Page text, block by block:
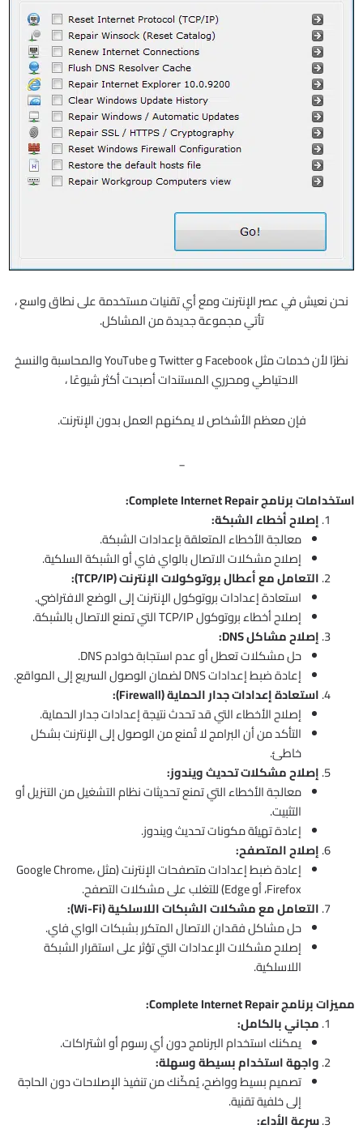
نحن نعيش في عصر الإنترنت ومع أي تقنيات مستخدمة على نطاق واسع ،
تأتي مجموعة جديدة من المشاكل.
نظرًا لأن خدمات مثل Facebook و Twitter و YouTube والمحاسبة والنسخ
الاحتياطي ومحرري المستندات أصبحت أكثر شيوعًا ،
فإن معظم الأشخاص لا يمكنهم العمل بدون الإنترنت.
_
استخدامات برنامج Complete Internet Repair:
إصلاح أخطاء الشبكة:
معالجة الأخطاء المتعلقة بإعدادات الشبكة.
إصلاح مشكلات الاتصال بالواي فاي أو الشبكة السلكية.
التعامل مع أعطال بروتوكولات الإنترنت (TCP/IP):
استعادة إعدادات بروتوكول الإنترنت إلى الوضع الافتراضي.
إصلاح أخطاء بروتوكول TCP/IP التي تمنع الاتصال بالشبكة.
إصلاح مشاكل DNS:
حل مشكلات تعطل أو عدم استجابة خوادم DNS.
إعادة ضبط إعدادات DNS لضمان الوصول السريع إلى المواقع.
استعادة إعدادات جدار الحماية (Firewall):
إصلاح الأخطاء التي قد تحدث نتيجة إعدادات جدار الحماية.
التأكد من أن البرامج لا تُمنع من الوصول إلى الإنترنت بشكل
خاطئ.
إصلاح مشكلات تحديث ويندوز:
معالجة الأخطاء التي تمنع تحديثات نظام التشغيل من التنزيل أو
التثبيت.
إعادة تهيئة مكونات تحديث ويندوز.
إصلاح المتصفح:
إعادة ضبط إعدادات متصفحات الإنترنت (مثل Google Chrome،
Firefox، أو Edge) للتغلب على مشكلات التصفح.
التعامل مع مشكلات الشبكات اللاسلكية (Wi-Fi):
حل مشاكل فقدان الاتصال المتكرر بشبكات الواي فاي.
إصلاح مشكلات الإعدادات التي تؤثر على استقرار الشبكة
اللاسلكية.
مميزات برنامج Complete Internet Repair:
مجاني بالكامل:
يمكنك استخدام البرنامج دون أي رسوم أو اشتراكات.
واجهة استخدام بسيطة وسهلة:
تصميم بسيط وواضح، يُمكّنك من تنفيذ الإصلاحات دون الحاجة
إلى خلفية تقنية.
سرعة الأداء: